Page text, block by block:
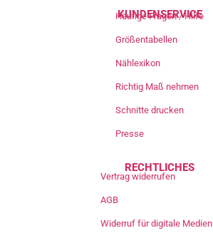
KUNDENSERVICE
Häufige Fragen / Hilfe
Größentabellen
Nählexikon
Richtig Maß nehmen
Schnitte drucken
Presse
RECHTLICHES
Vertrag widerrufen
AGB
Widerruf für digitale Medien